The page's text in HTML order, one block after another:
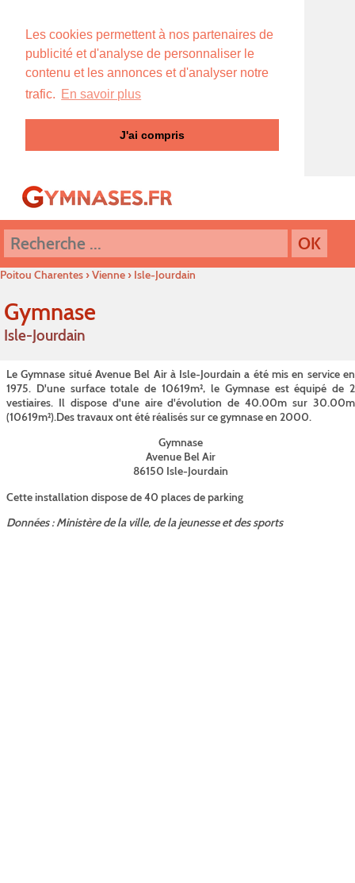
Les cookies permettent à nos partenaires de
publicité et d'analyse de personnaliser le
contenu et les annonces et d'analyser notre
trafic. En savoir plus
J'ai compris
Poitou Charentes›Vienne› Isle-Jourdain
Gymnase
Isle-Jourdain
Le Gymnase situé Avenue Bel Air à Isle-Jourdain a été mis en service en
1975. D'une surface totale de 10619m², le Gymnase est équipé de 2
vestiaires. Il dispose d'une aire d'évolution de 40.00m sur 30.00m
(10619m²).Des travaux ont été réalisés sur ce gymnase en 2000.
Gymnase
Avenue Bel Air
86150 Isle-Jourdain
Cette installation dispose de 40 places de parking
Données : Ministère de la ville, de la jeunesse et des sports